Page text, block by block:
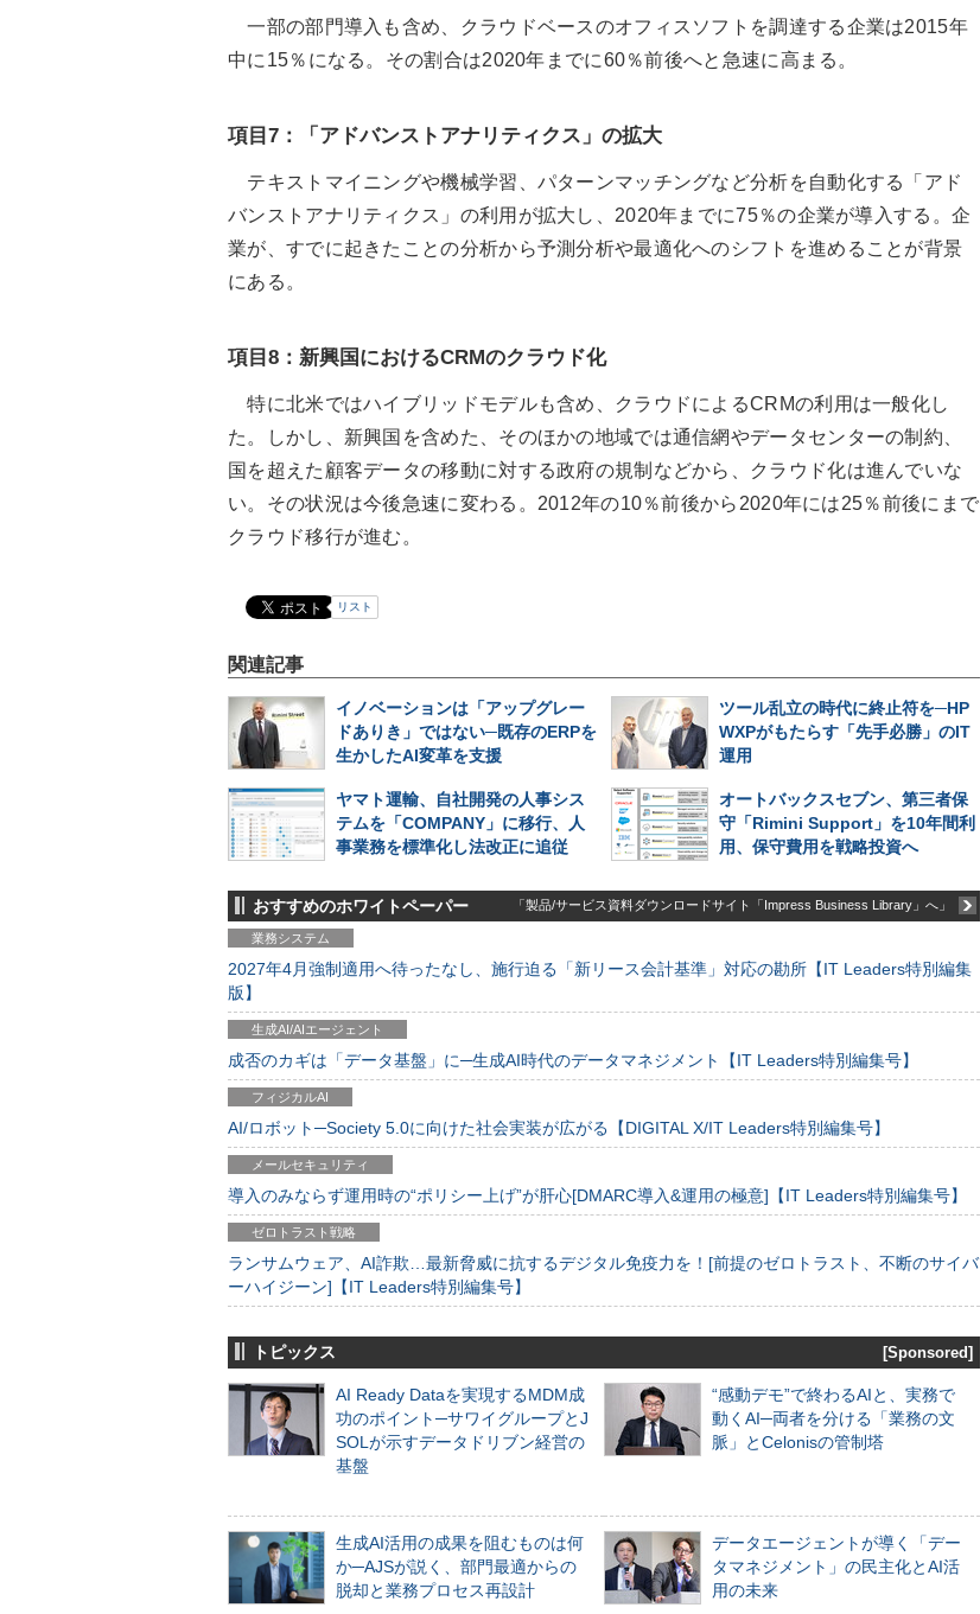
一部の部門導入も含め、クラウドベースのオフィスソフトを調達する企業は2015年
中に15％になる。その割合は2020年までに60％前後へと急速に高まる。
項目7：「アドバンストアナリティクス」の拡大
テキストマイニングや機械学習、パターンマッチングなど分析を自動化する「アド
バンストアナリティクス」の利用が拡大し、2020年までに75％の企業が導入する。企
業が、すでに起きたことの分析から予測分析や最適化へのシフトを進めることが背景
にある。
項目8：新興国におけるCRMのクラウド化
特に北米ではハイブリッドモデルも含め、クラウドによるCRMの利用は一般化し
た。しかし、新興国を含めた、そのほかの地域では通信網やデータセンターの制約、
国を超えた顧客データの移動に対する政府の規制などから、クラウド化は進んでいな
い。その状況は今後急速に変わる。2012年の10％前後から2020年には25％前後にまで
クラウド移行が進む。
リスト
関連記事
イノベーションは「アップグレー
ドありき」ではない─既存のERPを
生かしたAI変革を支援
ツール乱立の時代に終止符を─HP
WXPがもたらす「先手必勝」のIT
運用
ヤマト運輸、自社開発の人事シス
テムを「COMPANY」に移行、人
事業務を標準化し法改正に追従
オートバックスセブン、第三者保
守「Rimini Support」を10年間利
用、保守費用を戦略投資へ
おすすめのホワイトペーパー 「製品/サービス資料ダウンロードサイト「Impress Business Library」へ」
業務システム
2027年4月強制適用へ待ったなし、施行迫る「新リース会計基準」対応の勘所【IT Leaders特別編集
版】
生成AI/AIエージェント
成否のカギは「データ基盤」に─生成AI時代のデータマネジメント【IT Leaders特別編集号】
フィジカルAI
AI/ロボット─Society 5.0に向けた社会実装が広がる【DIGITAL X/IT Leaders特別編集号】
メールセキュリティ
導入のみならず運用時の“ポリシー上げ”が肝心[DMARC導入&運用の極意]【IT Leaders特別編集号】
ゼロトラスト戦略
ランサムウェア、AI詐欺…最新脅威に抗するデジタル免疫力を！[前提のゼロトラスト、不断のサイバ
ーハイジーン]【IT Leaders特別編集号】
トピックス [Sponsored]
AI Ready Dataを実現するMDM成
功のポイント─サワイグループとJ
SOLが示すデータドリブン経営の
基盤
“感動デモ”で終わるAIと、実務で
動くAI─両者を分ける「業務の文
脈」とCelonisの管制塔
生成AI活用の成果を阻むものは何
か─AJSが説く、部門最適からの
脱却と業務プロセス再設計
データエージェントが導く「デー
タマネジメント」の民主化とAI活
用の未来